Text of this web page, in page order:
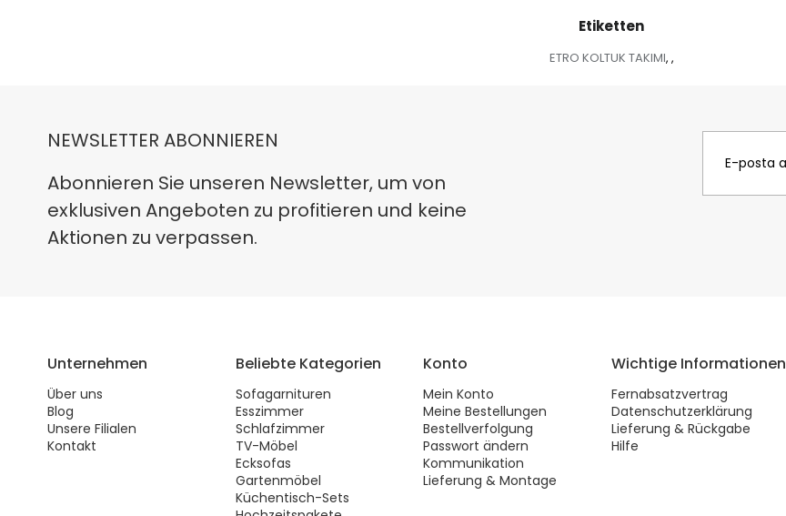
Etiketten
ETRO KOLTUK TAKIMI, ,
NEWSLETTER ABONNIEREN
Abonnieren Sie unseren Newsletter, um von
exklusiven Angeboten zu profitieren und keine
Aktionen zu verpassen.
Unternehmen
Über uns
Blog
Unsere Filialen
Kontakt
Beliebte Kategorien
Sofagarnituren
Esszimmer
Schlafzimmer
TV-Möbel
Ecksofas
Gartenmöbel
Küchentisch-Sets
Konto
Mein Konto
Meine Bestellungen
Bestellverfolgung
Passwort ändern
Kommunikation
Lieferung & Montage
Wichtige Informationen
Fernabsatzvertrag
Datenschutzerklärung
Lieferung & Rückgabe
Hilfe